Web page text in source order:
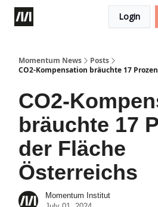
Login
Momentum News
Posts
CO2-Kompensation bräuchte 17
CO2-
bräuchte 17
der Fläche
Österreichs
Momentum Institut